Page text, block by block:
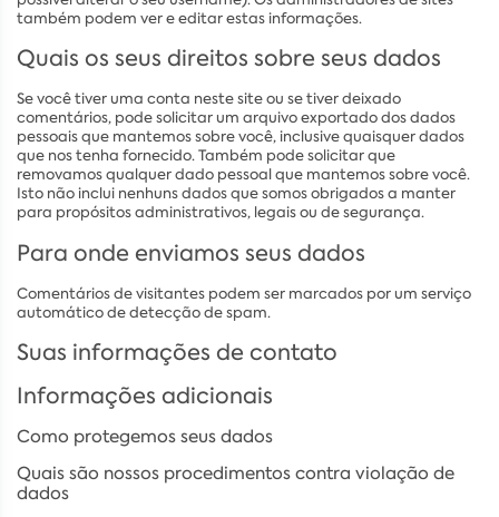
também podem ver e editar estas informações.
Quais os seus direitos sobre seus dados
Se você tiver uma conta neste site ou se tiver deixado
comentários, pode solicitar um arquivo exportado dos dados
pessoais que mantemos sobre você, inclusive quaisquer dados
que nos tenha fornecido. Também pode solicitar que
removamos qualquer dado pessoal que mantemos sobre você.
Isto não inclui nenhuns dados que somos obrigados a manter
para propósitos administrativos, legais ou de segurança.
Para onde enviamos seus dados
Comentários de visitantes podem ser marcados por um serviço
automático de detecção de spam.
Suas informações de contato
Informações adicionais
Como protegemos seus dados
Quais são nossos procedimentos contra violação de
dados